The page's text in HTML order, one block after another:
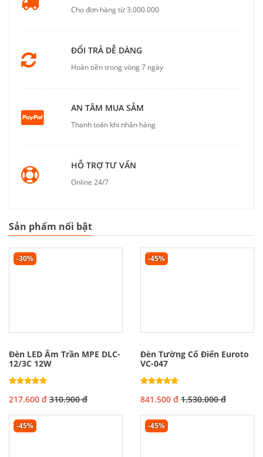
Cho đơn hàng từ 3.000.000
ĐỔI TRẢ DỄ DÀNG
Hoàn tiền trong vòng 7 ngày
AN TÂM MUA SẮM
Thanh toán khi nhận hàng
HỖ TRỢ TƯ VẤN
Online 24/7
Sản phẩm nổi bật
-30%
Đèn LED Âm Trần MPE DLC-
12/3C 12W
217.600 đ 310.900 đ
-45%
Đèn Tường Cổ Điển Euroto
VC-047
841.500 đ 1.530.000 đ
-45% -45%